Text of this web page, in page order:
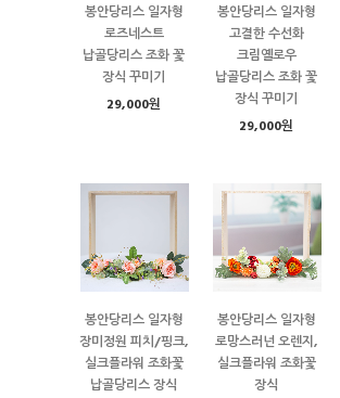
봉안당리스 일자형
로즈네스트
납골당리스 조화 꽃
장식 꾸미기
29,000원
봉안당리스 일자형
고결한 수선화
크림옐로우
납골당리스 조화 꽃
장식 꾸미기
29,000원
봉안당리스 일자형
장미정원 피치/핑크,
실크플라워 조화꽃
납골당리스 장식
봉안당리스 일자형
로망스러넌 오렌지,
실크플라워 조화꽃
장식